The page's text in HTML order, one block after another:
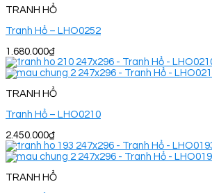
TRANH HỔ
Tranh Hổ – LHO0252
1.680.000₫
TRANH HỔ
Tranh Hổ – LHO0210
2.450.000₫
TRANH HỔ